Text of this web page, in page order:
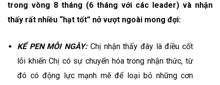
trong vòng 8 tháng (6 tháng với các leader) và nhận
thấy rất nhiều “hạt tốt” nở vượt ngoài mong đợi:
KỂ PEN MỖI NGÀY: Chị nhận thấy đây là điều cốt
lõi khiến Chị có sự chuyển hóa trong nhận thức, từ
đó có động lực mạnh mẽ để loại bỏ những cơn